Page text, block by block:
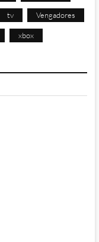
tv Vengadores
xbox